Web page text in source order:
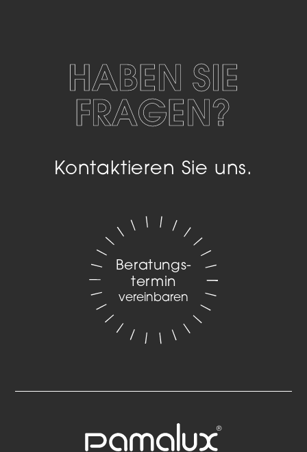
HABEN SIE
FRAGEN?
Kontaktieren Sie uns.
Beratungs­
termin
vereinbaren